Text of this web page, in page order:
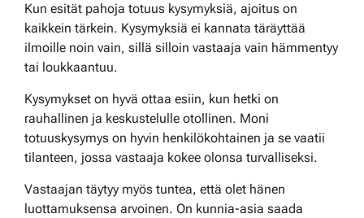
Kun esität pahoja totuus kysymyksiä, ajoitus on
kaikkein tärkein. Kysymyksiä ei kannata täräyttää
ilmoille noin vain, sillä silloin vastaaja vain hämmentyy
tai loukkaantuu.
Kysymykset on hyvä ottaa esiin, kun hetki on
rauhallinen ja keskustelulle otollinen. Moni
totuuskysymys on hyvin henkilökohtainen ja se vaatii
tilanteen, jossa vastaaja kokee olonsa turvalliseksi.
Vastaajan täytyy myös tuntea, että olet hänen
luottamuksensa arvoinen. On kunnia-asia saada